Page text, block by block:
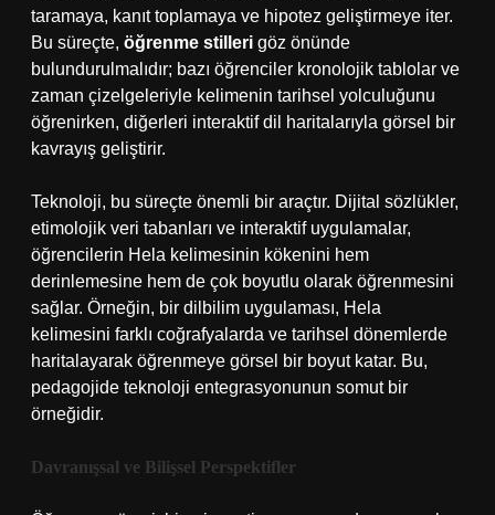
taramaya, kanıt toplamaya ve hipotez geliştirmeye iter.
Bu süreçte, öğrenme stilleri göz önünde
bulundurulmalıdır; bazı öğrenciler kronolojik tablolar ve
zaman çizelgeleriyle kelimenin tarihsel yolculuğunu
öğrenirken, diğerleri interaktif dil haritalarıyla görsel bir
kavrayış geliştirir.
Teknoloji, bu süreçte önemli bir araçtır. Dijital sözlükler,
etimolojik veri tabanları ve interaktif uygulamalar,
öğrencilerin Hela kelimesinin kökenini hem
derinlemesine hem de çok boyutlu olarak öğrenmesini
sağlar. Örneğin, bir dilbilim uygulaması, Hela
kelimesini farklı coğrafyalarda ve tarihsel dönemlerde
haritalayarak öğrenmeye görsel bir boyut katar. Bu,
pedagojide teknoloji entegrasyonunun somut bir
örneğidir.
Davranışsal ve Bilişsel Perspektifler